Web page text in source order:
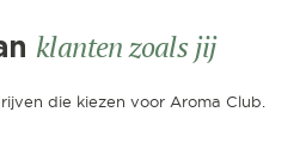
klanten zoals jij
die kiezen voor Aroma Club.